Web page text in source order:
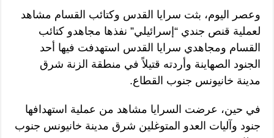
وعصر اليوم، بثت سرايا القدس وكتائب القسام مشاهد
لعملية قنص جندي “إسرائيلي” نفذها مجاهدو كتائب
القسام ومجاهدي سرايا القدس استهدفت فيها أحد
الجنود الصهاينة وأردته قتيلاً في منطقة الزنة شرق
مدينة خانيونس جنوب القطاع.
في حين، عرضت السرايا مشاهد من عملية استهدافها
جنود وآليات العدو المتوغلين شرق مدينة خانيونس جنوب